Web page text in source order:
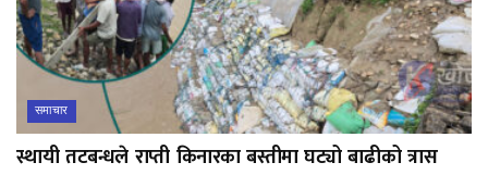
समाचार
स्थायी तटबन्धले राप्ती किनारका बस्तीमा घट्यो बाढीको त्रास